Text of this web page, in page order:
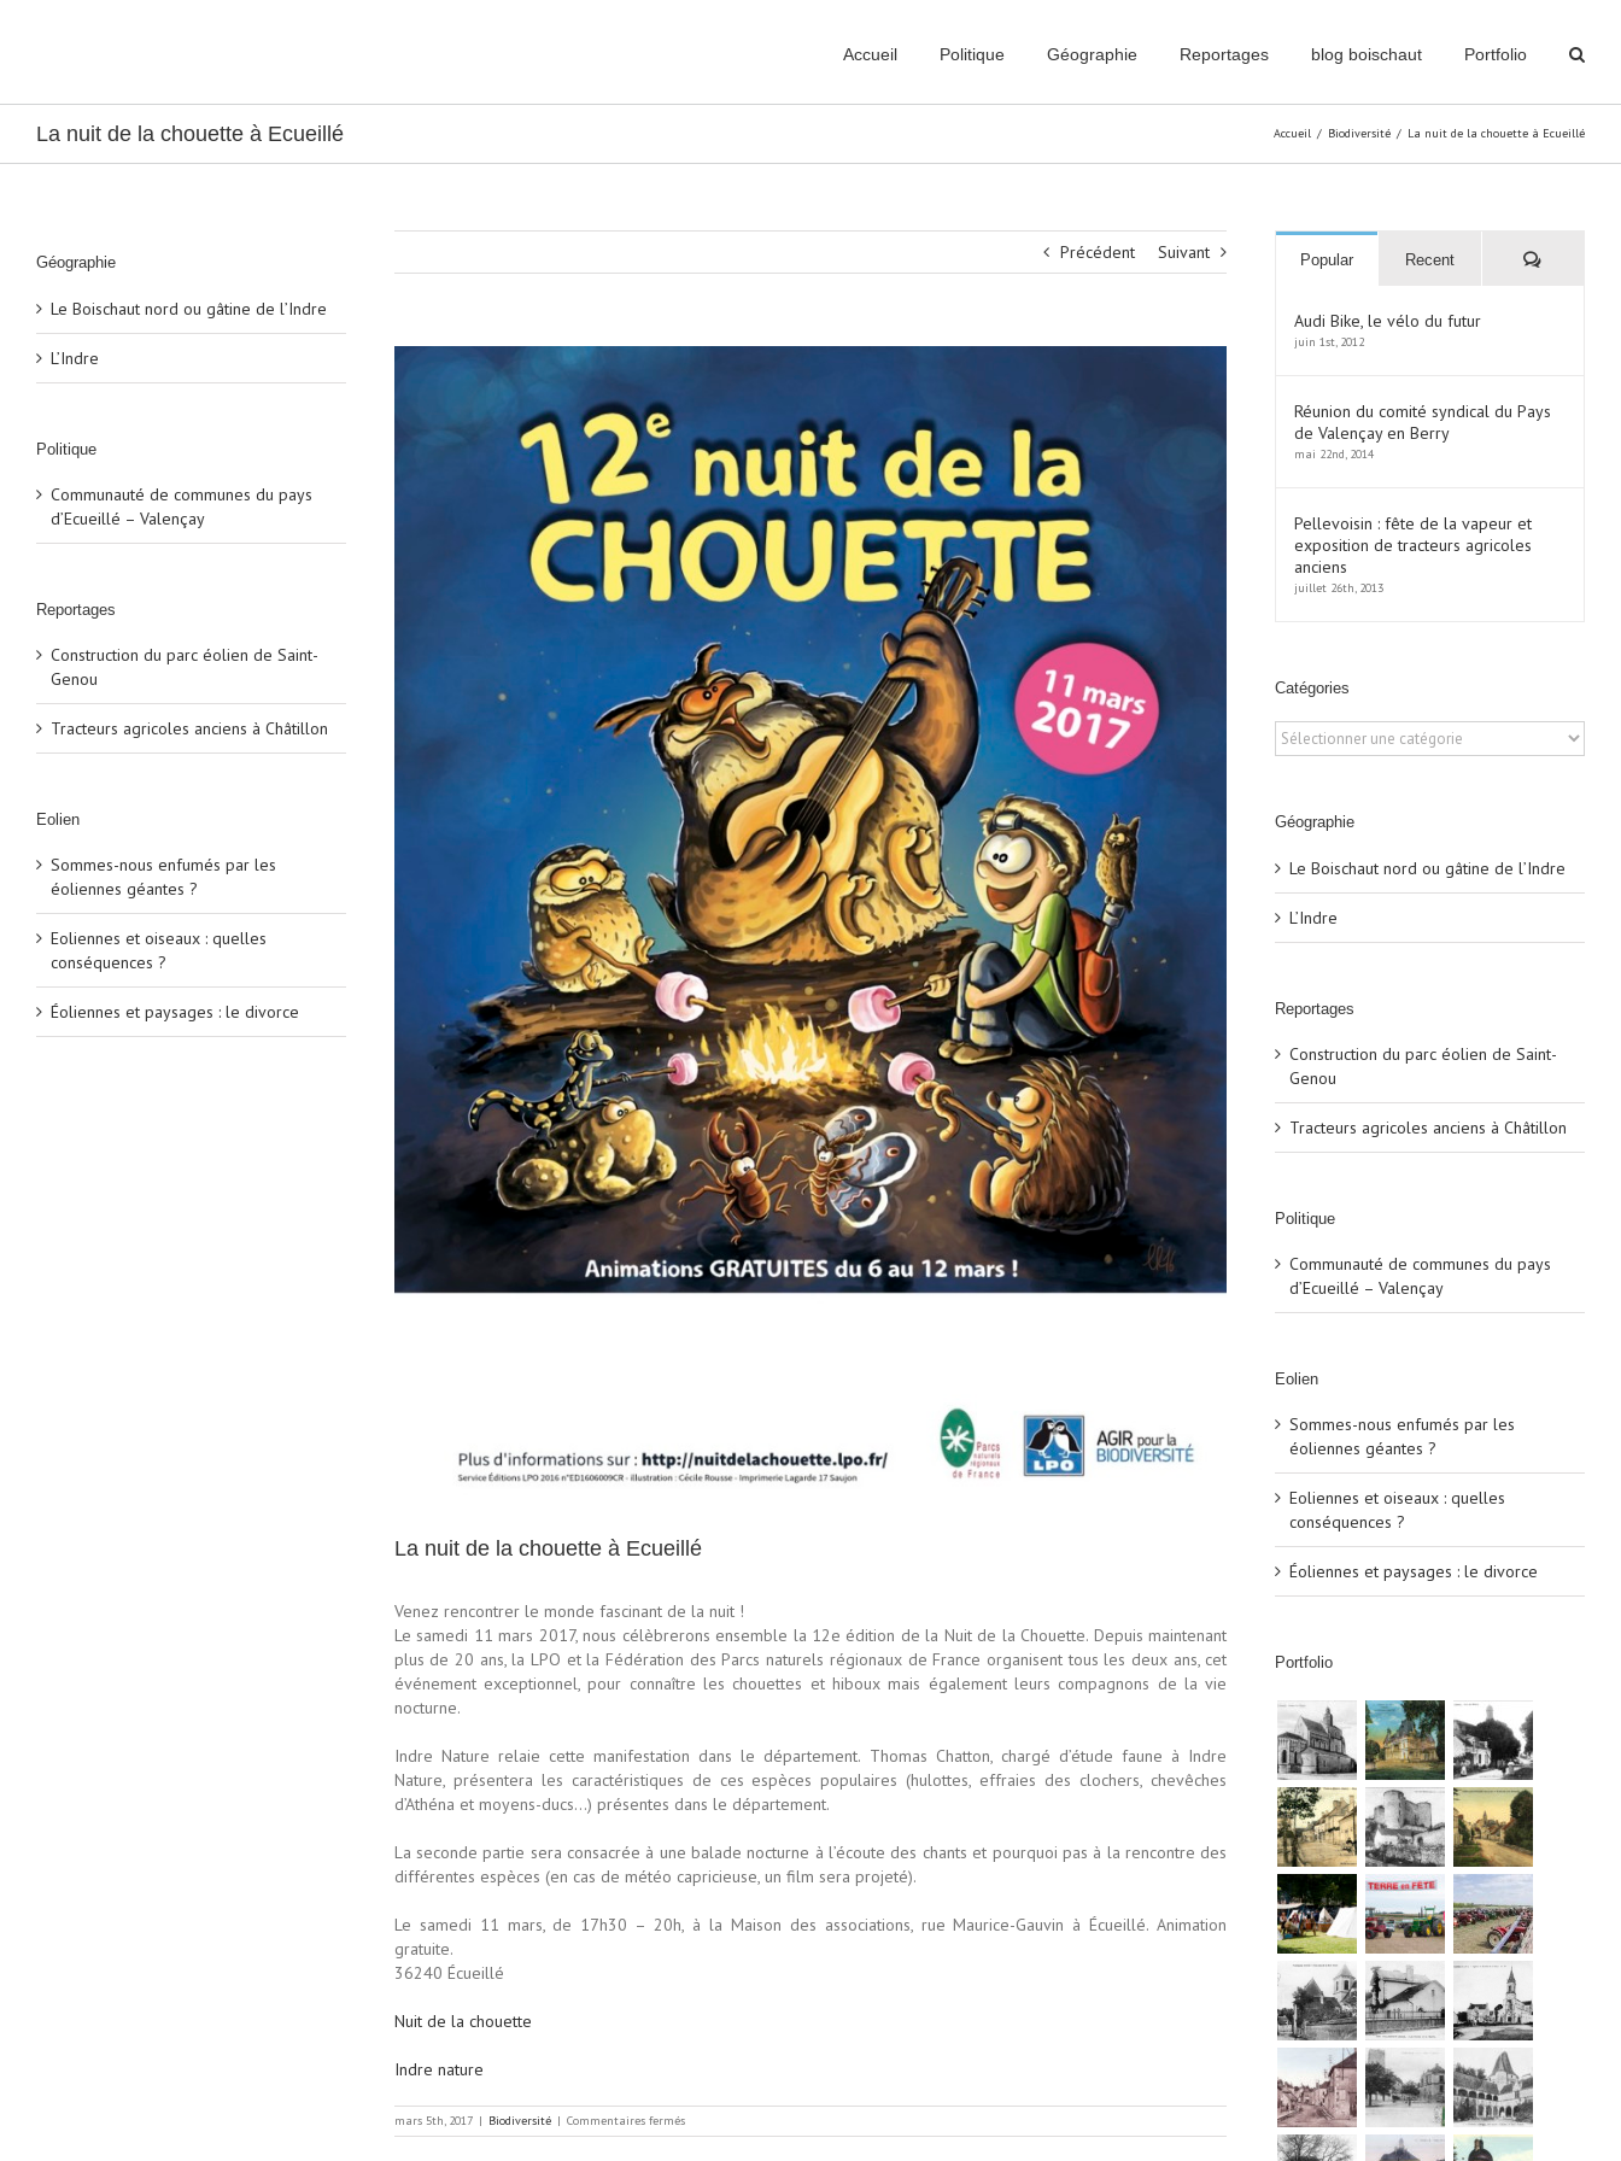
Accueil Politique Géographie Reportages blog boischaut Portfolio
La nuit de la chouette à Ecueillé Accueil / Biodiversité / La nuit de la chouette à Ecueillé
Précédent Suivant
La nuit de la chouette à Ecueillé
Venez rencontrer le monde fascinant de la nuit !
Le samedi 11 mars 2017, nous célèbrerons ensemble la 12e édition de la Nuit de la Chouette. Depuis maintenant
plus de 20 ans, la LPO et la Fédération des Parcs naturels régionaux de France organisent tous les deux ans, cet
événement exceptionnel, pour connaître les chouettes et hiboux mais également leurs compagnons de la vie
nocturne.
Indre Nature relaie cette manifestation dans le département. Thomas Chatton, chargé d’étude faune à Indre
Nature, présentera les caractéristiques de ces espèces populaires (hulottes, effraies des clochers, chevêches
d’Athéna et moyens-ducs…) présentes dans le département.
La seconde partie sera consacrée à une balade nocturne à l’écoute des chants et pourquoi pas à la rencontre des
différentes espèces (en cas de météo capricieuse, un film sera projeté).
Le samedi 11 mars, de 17h30 – 20h, à la Maison des associations, rue Maurice-Gauvin à Écueillé. Animation
gratuite.
36240 Écueillé
Nuit de la chouette
Indre nature
mars 5th, 2017 | Biodiversité | Commentaires ferméssur
La
Géographie
Le Boischaut nord ou gâtine de l’Indre
L’Indre
Politique
Communauté de communes du pays
d’Ecueillé – Valençay
Reportages
Construction du parc éolien de Saint-
Genou
Tracteurs agricoles anciens à Châtillon
Eolien
Sommes-nous enfumés par les
éoliennes géantes ?
Eoliennes et oiseaux : quelles
conséquences ?
Éoliennes et paysages : le divorce
Popular Recent
Audi Bike, le vélo du futur
juin 1st, 2012
Réunion du comité syndical du Pays
de Valençay en Berry
mai 22nd, 2014
Pellevoisin : fête de la vapeur et
exposition de tracteurs agricoles
anciens
juillet 26th, 2013
Catégories
Catégories
Géographie
Le Boischaut nord ou gâtine de l’Indre
L’Indre
Reportages
Construction du parc éolien de Saint-
Genou
Tracteurs agricoles anciens à Châtillon
Politique
Communauté de communes du pays
d’Ecueillé – Valençay
Eolien
Sommes-nous enfumés par les
éoliennes géantes ?
Eoliennes et oiseaux : quelles
conséquences ?
Éoliennes et paysages : le divorce
Portfolio